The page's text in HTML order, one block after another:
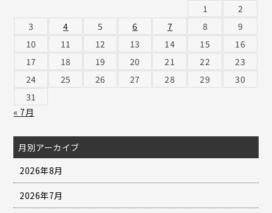
1
2
3
4 5 6 7 8
9
10
11 12 13 14 15
16
17
18 19 20 21 22
23
24
25 26 27 28 29
30
31
« 7月
月別アーカイブ
2026年8月
2026年7月